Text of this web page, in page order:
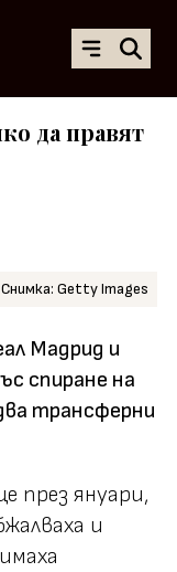
да правят
Снимка: Getty Images
Мадрид и
спиране на
трансферни
през януари,
и